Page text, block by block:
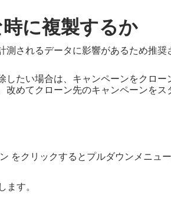
に複製するか
されるデータに影響があるため推奨
たい場合は、キャンペーンをクロ
めてクローン先のキャンペーンをス
をクリックするとプルダウンメニュー
ます。